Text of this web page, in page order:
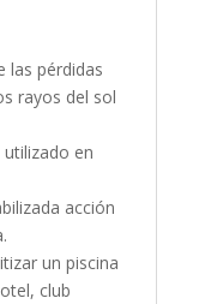
las pérdidas
rayos del sol
en
acción
un piscina
club